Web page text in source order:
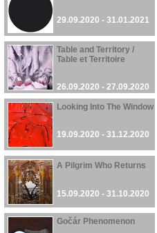
29.09.2020 - 31.01.2021
Table and Territory /
Table et Territoire
26.09.2020 - 27.09.2020
Looking Into The Window
19.09.2020 - 31.12.2020
A Pilgrim Who Returns
15.09.2020 - 31.10.2020
Gočár Phenomenon